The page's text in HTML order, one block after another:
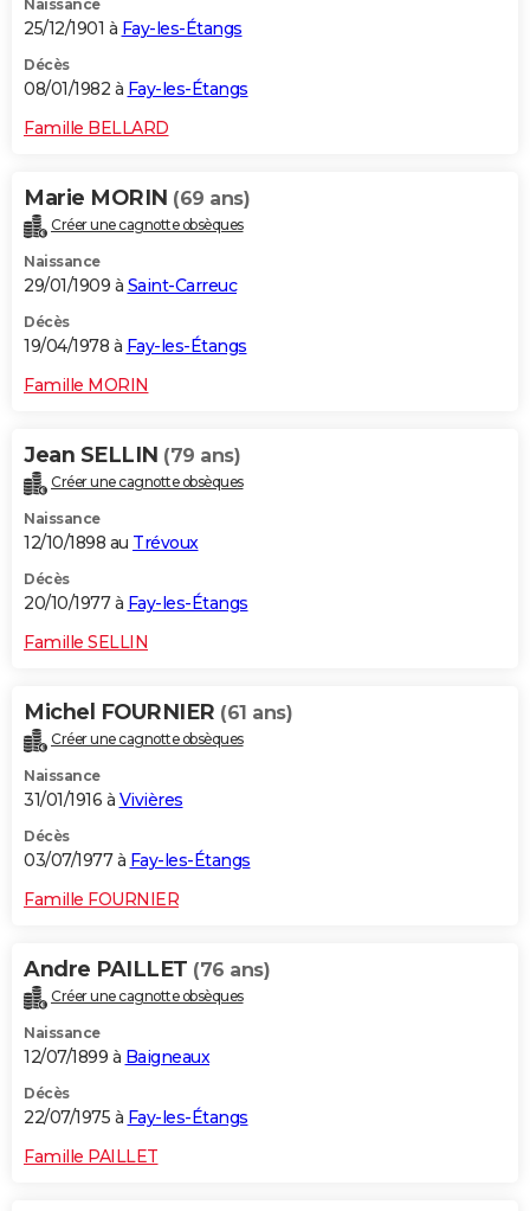
Naissance
25/12/1901 à Fay-les-Étangs
Décès
08/01/1982 à Fay-les-Étangs
Famille BELLARD
Marie MORIN (69 ans)
Créer une cagnotte obsèques
Naissance
29/01/1909 à Saint-Carreuc
Décès
19/04/1978 à Fay-les-Étangs
Famille MORIN
Jean SELLIN (79 ans)
Créer une cagnotte obsèques
Naissance
12/10/1898 au Trévoux
Décès
20/10/1977 à Fay-les-Étangs
Famille SELLIN
Michel FOURNIER (61 ans)
Créer une cagnotte obsèques
Naissance
31/01/1916 à Vivières
Décès
03/07/1977 à Fay-les-Étangs
Famille FOURNIER
Andre PAILLET (76 ans)
Créer une cagnotte obsèques
Naissance
12/07/1899 à Baigneaux
Décès
22/07/1975 à Fay-les-Étangs
Famille PAILLET